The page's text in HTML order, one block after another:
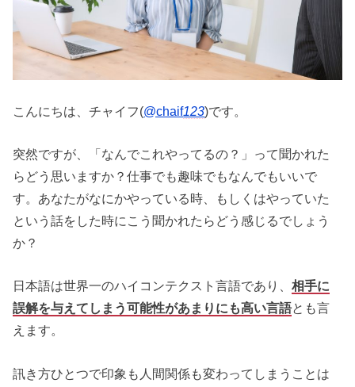
こんにちは、チャイフ(@chaif123)です。
突然ですが、「なんでこれやってるの？」って聞かれた
らどう思いますか？仕事でも趣味でもなんでもいいで
す。あなたがなにかやっている時、もしくはやっていた
という話をした時にこう聞かれたらどう感じるでしょう
か？
日本語は世界一のハイコンテクスト言語であり、相手に
誤解を与えてしまう可能性があまりにも高い言語とも言
えます。
訊き方ひとつで印象も人間関係も変わってしまうことは